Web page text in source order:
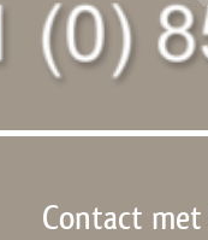
Contact met